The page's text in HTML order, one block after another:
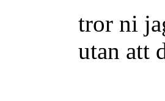
tror ni
utan att